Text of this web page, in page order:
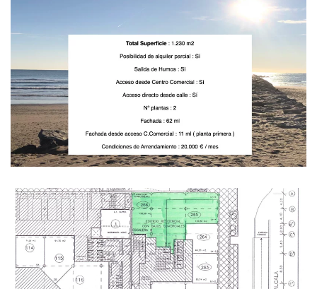
Ampliar